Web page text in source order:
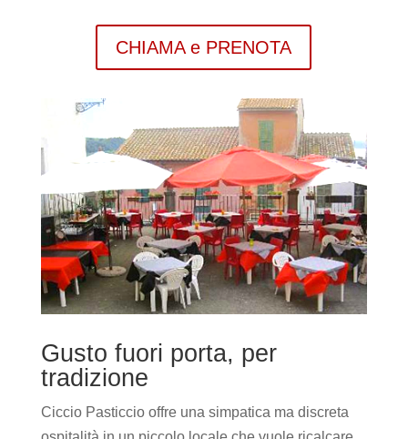
CHIAMA e PRENOTA
Gusto fuori porta, per
tradizione
Ciccio Pasticcio offre una simpatica ma discreta